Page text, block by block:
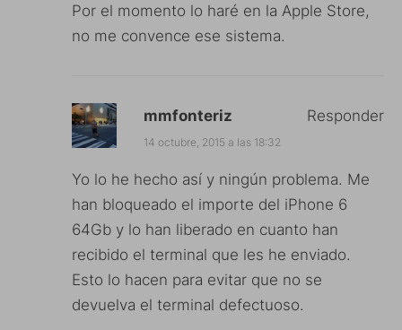
Por el momento lo haré en la Apple Store,
no me convence ese sistema.
mmfonteriz
14 octubre, 2015 a las 18:32
Yo lo he hecho así y ningún problema. Me
han bloqueado el importe del iPhone 6
64Gb y lo han liberado en cuanto han
recibido el terminal que les he enviado.
Esto lo hacen para evitar que no se
devuelva el terminal defectuoso.
Responder